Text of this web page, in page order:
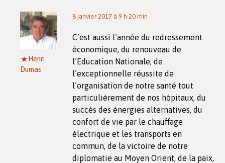
Henri
Dumas
8 janvier 2017 à 9 h 20 min
C’est aussi l’année du redressement
économique, du renouveau de
l’Education Nationale, de
l’exceptionnelle réussite de
l’organisation de notre santé tout
particulièrement de nos hôpitaux, du
succès des énergies alternatives, du
confort de vie par le chauffage
électrique et les transports en
commun, de la victoire de notre
diplomatie au Moyen Orient, de la paix,